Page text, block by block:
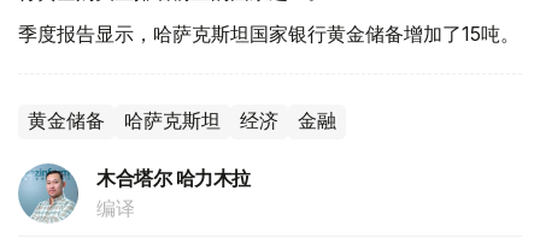
季度报告显示，哈萨克斯坦国家银行黄金储备增加了15吨。
黄金储备 哈萨克斯坦 经济 金融
木合塔尔 哈力木拉
编译